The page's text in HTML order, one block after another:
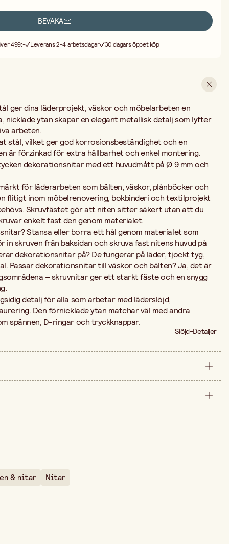
Stansa eller borra ett hål genom materialet som matchar skruvens
läder, tjockt tyg, canvas och tunnare trämaterial. Passar
matchar väl med andra silverfärgade metalldetaljer som
BEVAKA
499:- Leverans 2-4 arbetsdagar 30 dagars öppet köp
ger dina läderprojekt, väskor och möbelarbeten en
nicklade ytan skapar en elegant metallisk detalj som lyfter
arbeten.
stål, vilket ger god korrosionsbeständighet och en
är förzinkad för extra hållbarhet och enkel montering.
dekorationsnitar med ett huvudmått på Ø 9 mm och
för läderarbeten som bälten, väskor, plånböcker och
flitigt inom möbelrenovering, bokbinderi och textilprojekt
Skruvfästet gör att niten sitter säkert utan att du
enkelt fast den genom materialet.
Stansa eller borra ett hål genom materialet som
in skruven från baksidan och skruva fast nitens huvud på
dekorationsnitar på? De fungerar på läder, tjockt tyg,
Passar dekorationsnitar till väskor och bälten? Ja, det är
– skruvnitar ger ett starkt fäste och en snygg
detalj för alla som arbetar med läderslöjd,
Den förnicklade ytan matchar väl med andra
spännen, D-ringar och tryckknappar.
Slöjd-Detaljer
förpackning
& nitar Nitar